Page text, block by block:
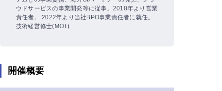
ウドサービスの事業開発等に従事。2018年より営業
責任者。 2022年より当社BPO事業責任者に就任。
技術経営修士(MOT)
開催概要